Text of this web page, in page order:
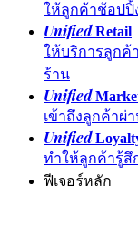
ให้ลูกค้าช้อปปิ้
UnifiedRetail
ให้บริการลูกค้
ร้าน
Unified
เข้าถึงลูกค้าผ่
Unified
ทำให้ลูกค้ารู้สึ
ฟีเจอร์หลัก